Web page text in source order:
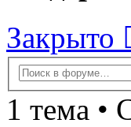
Закрыто
1 тема •